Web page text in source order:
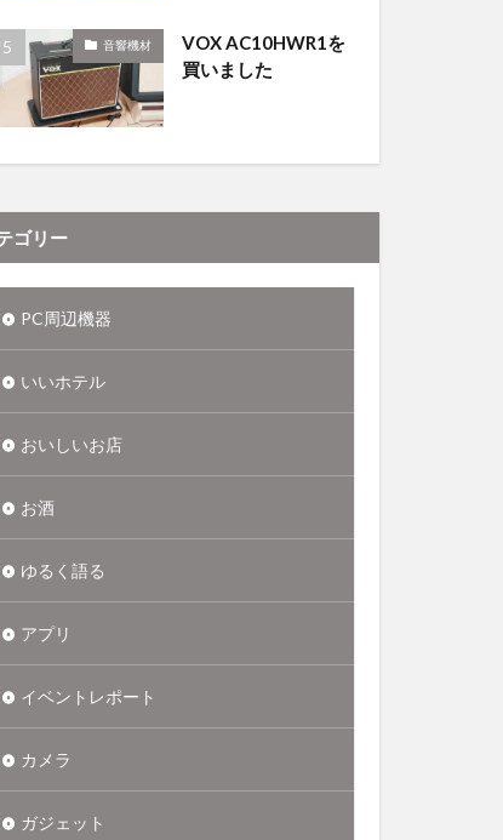
音響機材
VOX AC10HWR1を
買いました
ゴリー
PC周辺機器
いいホテル
おいしいお店
お酒
ゆるく語る
アプリ
イベントレポート
カメラ
ガジェット